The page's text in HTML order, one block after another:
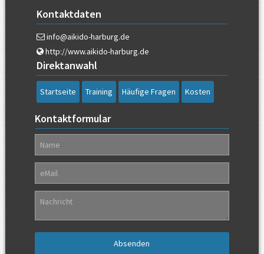
Kontaktdaten
info@aikido-harburg.de
http://www.aikido-harburg.de
Direktanwahl
Navigation
überspringen
Startseite Training Häufige Fragen Kosten
Kontaktformular